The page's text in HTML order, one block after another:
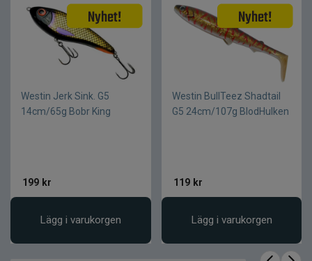
Optimal för stora beten och grov lina
Lång livslängd även vid hårt bruk
Fakta om produkten
Antal kullager
5+1
Höger
Westin Jerk Sink. G5
14cm/65g Bobr King
199 kr
Lägg i varukorgen
Westin BullTeez Shadtail
G5 24cm/107g BlodHulken
119 kr
Lägg i varukorgen